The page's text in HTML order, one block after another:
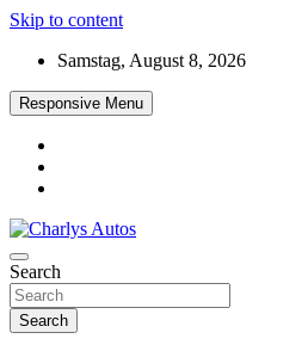
Skip to content
Samstag, August 8, 2026
Responsive Menu
Charlys Autos
Das neue Automagazin – global.
Search
Search